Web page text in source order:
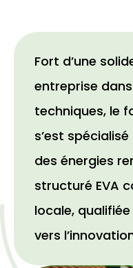
Fort d’une
entreprise
techniques, le
s’est
des énergies
structuré EVA
locale,
vers